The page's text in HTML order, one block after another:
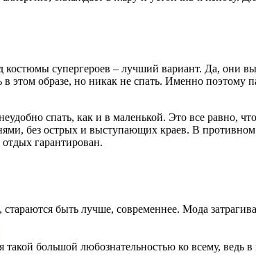
супергероев – лучший вариант. Да, они
этом образе, но никак не спать. Именно поэтому
спать, как и в маленькой. Это все равно,
без острых и выступающих краев. В противном
гарантирован.
быть лучше, современнее. Мода
большой любознательностью ко всему, ведь